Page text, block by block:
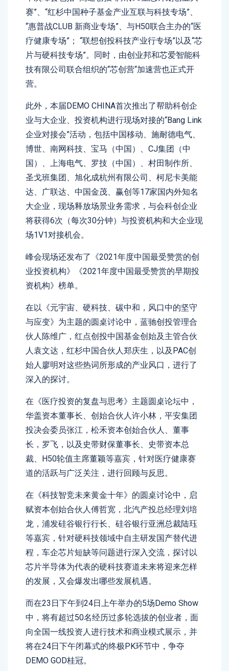
赛”、“红杉中国种子基金产业互联与科技专场”、
“惠普战CLUB 新商业专场”、与H50联合主办的“医
疗健康专场”； “联想创投科技产业行专场”以及“芯
片与硬科技专场”。同时，由创业邦和芯爱智能科
技有限公司联合组织的“芯创营“加速营也正式开
营。
此外，本届DEMO CHINA首次推出了帮助科创企
业与大企业、投资机构进行现场对接的“Bang Link
企业对接会”活动，包括中国移动、施耐德电气、
博世、南网科技、宝马（中国）、CJ集团（中
国）、上海电气、罗技（中国）、村田制作所、
圣戈班集团、旭化成杭州有限公司、柯尼卡美能
达、广联达、中国金茂、赢创等17家国内外知名
大企业，现场释放场景业务需求，与会科创企业
将获得6次（每次30分钟）与投资机构和大企业现
场1V1对接机会。
峰会现场还发布了《2021年度中国最受赞赏的创
业投资机构》《2021年度中国最受赞赏的早期投
资机构》榜单。
在以《元宇宙、硬科技、碳中和，风口中的坚守
与应变》为主题的圆桌讨论中，蓝驰创投管理合
伙人陈维广，红点创投中国基金创始及主管合伙
人袁文达，红杉中国合伙人郑庆生，以及PAC创
始人廖明对这些热词所形成的产业风口，进行了
深入的探讨。
在《医疗投资的复盘与思考》主题圆桌论坛中，
华盖资本董事长、创始合伙人许小林，平安集团
投决会委员张江，松禾资本创始合伙人、董事
长，罗飞，以及史带财保董事长、史带资本总
裁、H50轮值主席董颖等嘉宾，针对医疗健康赛
道的活跃与广泛关注，进行回顾与反思。
在《科技智竞未来黄金十年》的圆桌讨论中，启
赋资本创始合伙人傅哲宽，北汽产投总经理刘培
龙，浦发硅谷银行行长、硅谷银行亚洲总裁陆珏
等嘉宾，针对硬科技领域中自主研发国产替代进
程，车企芯片短缺等问题进行深入交流，探讨以
芯片半导体为代表的硬科技赛道未来将迎来怎样
的发展，又会爆发出哪些发展机遇。
而在23日下午到24日上午举办的5场Demo Show
中，将有超过50名经历过多轮选拔的创业者，面
向全国一线投资人进行技术和商业模式展示，并
将在24日下午闭幕式的终极PK环节中，争夺
DEMO GOD桂冠。